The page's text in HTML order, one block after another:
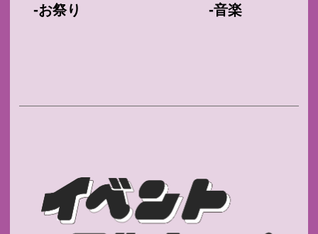
-お祭り -音楽